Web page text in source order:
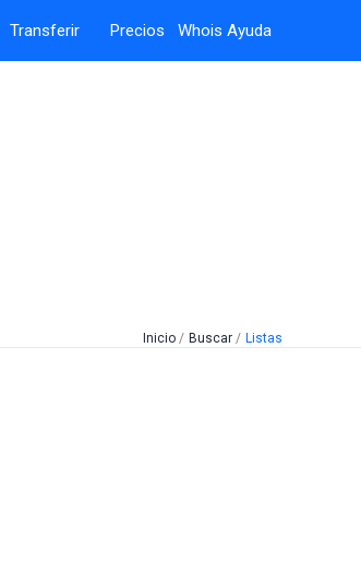
Transferir Precios Whois Ayuda
Inicio Buscar Listas